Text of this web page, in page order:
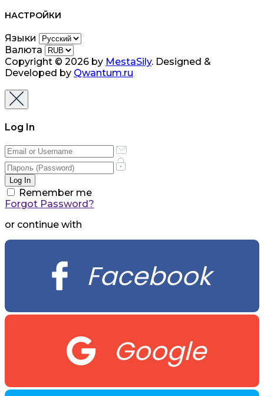
НАСТРОЙКИ
Языки
Валюта
Copyright © 2026 by MestaSily. Designed &
Developed by Qwantum.ru
Log In
Remember me
Forgot Password?
or continue with
Facebook
Google